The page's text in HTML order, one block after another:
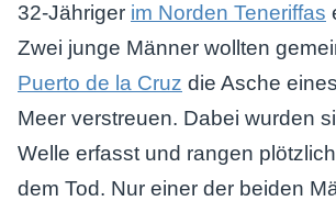
32-Jähriger im Norden Teneriffas
Zwei junge Männer wollten
Puerto de la Cruz die Asche
Meer verstreuen. Dabei wurden
Welle erfasst und rangen
dem Tod. Nur einer der beiden